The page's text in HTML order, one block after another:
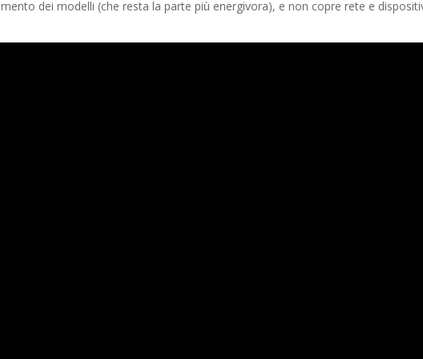
dei modelli (che resta la parte più energivora), e non copre rete e